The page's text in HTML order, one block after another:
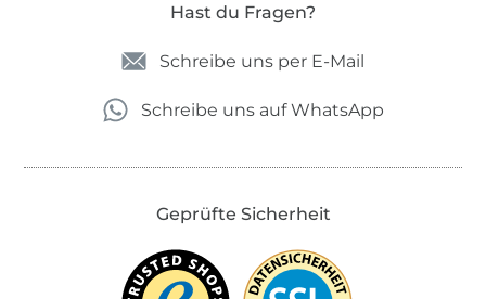
Hast du Fragen?
Schreibe uns per E-Mail
Schreibe uns auf WhatsApp
Geprüfte Sicherheit